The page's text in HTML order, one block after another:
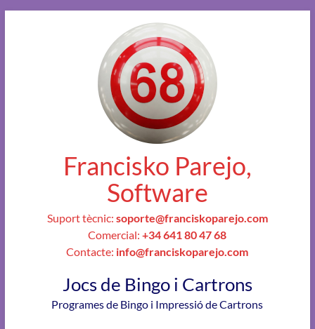
Francisko Parejo,
Software
Suport tècnic: soporte@franciskoparejo.com
Comercial:+34 641 80 47 68
Contacte: info@franciskoparejo.com
Jocs de Bingo i Cartrons
Programes de Bingo i Impressió de Cartrons